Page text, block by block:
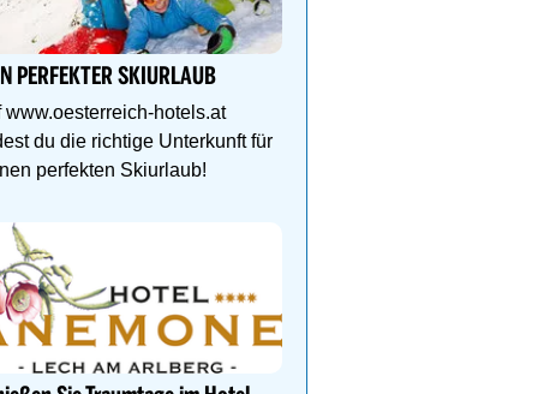
PERFEKTER SKIURLAUB
www.oesterreich-hotels.at
du die richtige Unterkunft für
perfekten Skiurlaub!